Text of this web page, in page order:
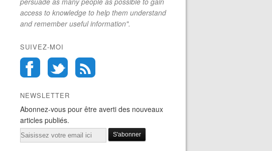
access to knowledge to help them understand
and remember useful information".
SUIVEZ-MOI
NEWSLETTER
Abonnez-vous pour être averti des nouveaux
articles publiés.
Email